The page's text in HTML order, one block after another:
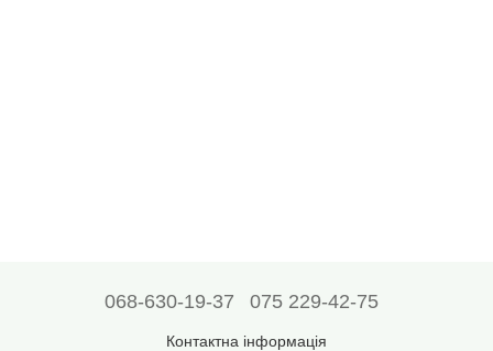
068-630-19-37 075 229-42-75
Контактна інформація